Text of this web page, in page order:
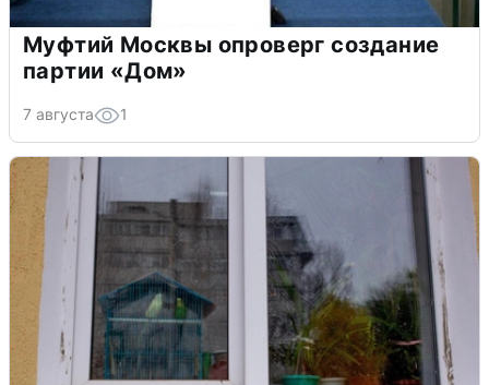
Муфтий Москвы опроверг создание
партии «Дом»
7 августа 1